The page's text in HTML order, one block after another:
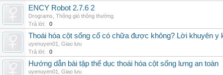
ENCY Robot 2.7.6 2
Drograms Thông gió thông thường
Trả lời:
0
Thoái hóa cột sống cổ có chữa được không? Lời khuyên y
uyenuyen01
Giao lưu
Trả lời:
0
Hướng dẫn bài tập thể dục thoái hóa cột sống lưng an toàn
uyenuyen01
Giao lưu